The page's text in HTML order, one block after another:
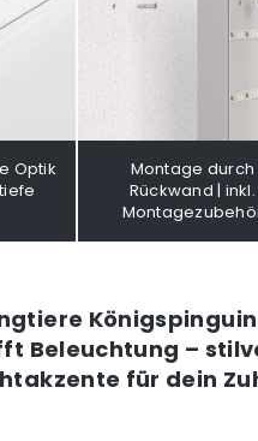
Optik
Montage durch
Rückwand | inkl.
Beleuchtung –
für dein